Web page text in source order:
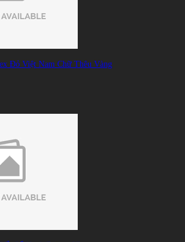
Đỏ Việt Nam Chữ Thêu Vàng